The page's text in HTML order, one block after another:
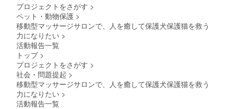
ホーム
ページ
ツの着
用も
は、ぽ
こ
バー進
行中な
プロジェクトをさがす >
ペット・動物保護 >
移動型マッサージサロンで、人を癒して保護犬保護猫を救う
力になりたい >
活動報告一覧
トップ >
プロジェクトをさがす >
社会・問題提起 >
移動型マッサージサロンで、人を癒して保護犬保護猫を救う
力になりたい >
活動報告一覧